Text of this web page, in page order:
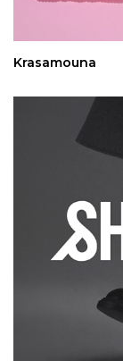
Krasamouna